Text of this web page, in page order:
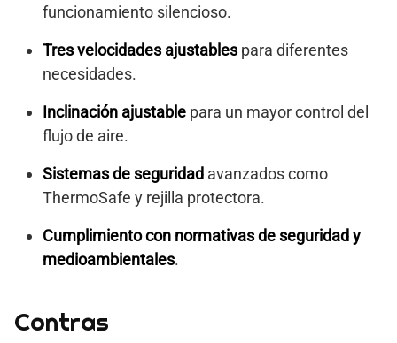
funcionamiento silencioso.
Tres velocidades ajustablespara diferentes
necesidades.
Inclinación ajustable para un mayor control del
flujo de aire.
Sistemas de seguridad avanzados como
ThermoSafe y rejilla protectora.
Cumplimiento con normativas de seguridad y
medioambientales.
Contras